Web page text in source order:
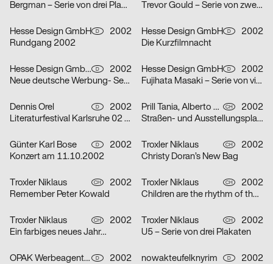
Bergman – Serie von drei Plakaten
Trevor Gould – Serie von zwei Plakaten
Hesse Design GmbH D
2002
Rundgang 2002
Hesse Design GmbH D
2002
Die Kurzfilmnacht
Hesse Design GmbH, Arthur Marek, Guido Heffels, Christian Boros, nowakteufelknyrim D
2002
Neue deutsche Werbung- Serie von drei Plakaten
Hesse Design GmbH D
2002
Fujihata Masaki – Serie von vier Plakaten
Dennis Orel D
2002
Literaturfestival Karlsruhe 02 – Serie von drei Plakaten
Prill Tania, Alberto Vieceli CH
2002
Straßen- und Ausstellungsplakate: Stand der Dinge: Neustes Wohnen in Zürich – Serie von sechs Plakaten
Günter Karl Bose D
2002
Konzert am 11.10.2002
Troxler Niklaus CH
2002
Christy Doran’s New Bag
Troxler Niklaus CH
2002
Remember Peter Kowald
Troxler Niklaus CH
2002
Children are the rhythm of the world
Troxler Niklaus CH
2002
Ein farbiges neues Jahr…
Troxler Niklaus CH
2002
U5 – Serie von drei Plakaten
OPAK Werbeagentur D
2002
nowakteufelknyrim D
2002